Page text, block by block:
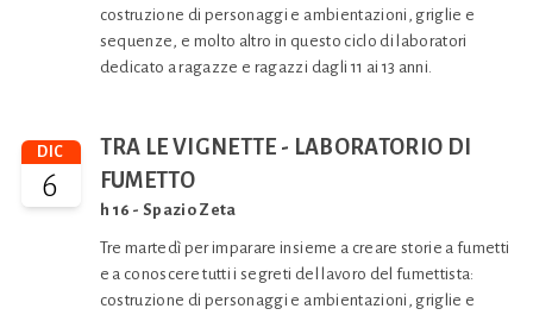
costruzione di personaggi e ambientazioni, griglie e
sequenze, e molto altro in questo ciclo di laboratori
dedicato a ragazze e ragazzi dagli 11 ai 13 anni.
DIC
6
TRA LE VIGNETTE - LABORATORIO DI
FUMETTO
h 16 - Spazio Zeta
Tre martedì per imparare insieme a creare storie a fumetti
e a conoscere tutti i segreti del lavoro del fumettista:
costruzione di personaggi e ambientazioni, griglie e